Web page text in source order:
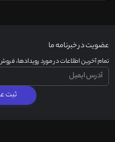
عضویت در خبرنامه ما
تمام آخرین اطلاعات در مورد رویدادها،
ثبت